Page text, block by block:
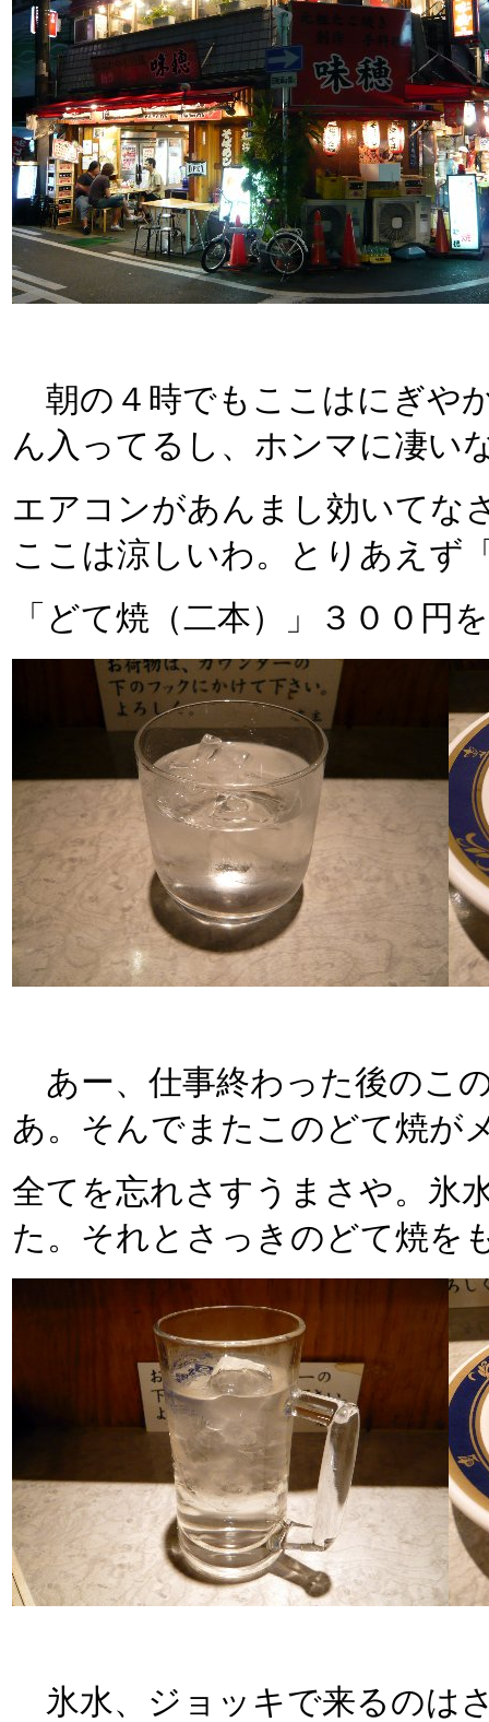
朝の４時でもここはにぎや
ん入ってるし、ホンマに凄い
エアコンがあんまし効いてな
ここは涼しいわ。とりあえず
「どて焼（二本）」３００円
あー、仕事終わった後のこ
あ。そんでまたこのどて焼が
全てを忘れさすうまさや。氷
た。それとさっきのどて焼を
氷水、ジョッキで来るのは